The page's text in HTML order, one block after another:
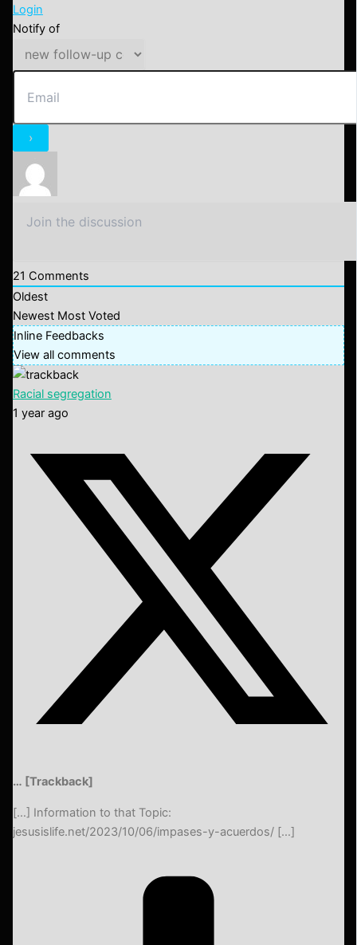
Login
Notify of
21 Comments
Oldest
Newest Most Voted
Inline Feedbacks
View all comments
Racial segregation
1 year ago
… [Trackback]
[…] Information to that Topic:
jesusislife.net/2023/10/06/impases-y-acuerdos/ […]